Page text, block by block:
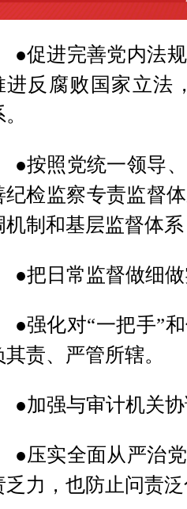
●促进完善党内法
进反腐败国家立法
●按照党统一领导
纪检监察专责监督
机制和基层监督体
●把日常监督做细
●强化对“一把手”
其责、严管所辖。
●加强与审计机关
●压实全面从严治
乏力，也防止问责